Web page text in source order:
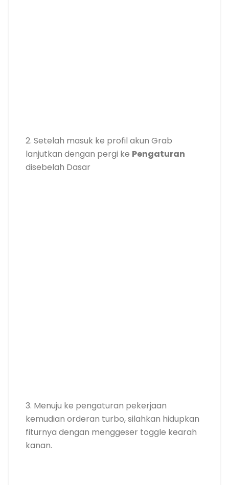
2. Setelah masuk ke profil akun Grab
lanjutkan dengan pergi ke Pengaturan
disebelah Dasar
3. Menuju ke pengaturan pekerjaan
kemudian orderan turbo, silahkan hidupkan
fiturnya dengan menggeser toggle kearah
kanan.